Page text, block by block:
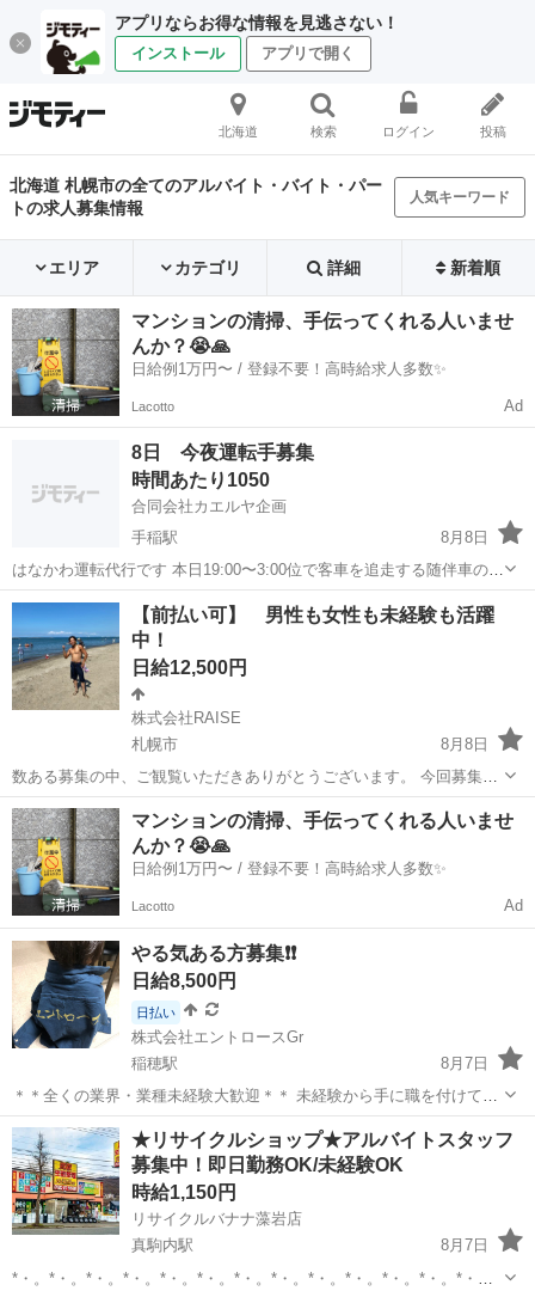
アプリならお得な情報を見逃さない！
インストール アプリで開く
北海道 検索 ログイン 投稿
北海道 札幌市の全てのアルバイト・バイト・パー
トの求人募集情報
人気キーワード
エリア カテゴリ 詳細 新着順
マンションの清掃、手伝ってくれる人いませ
んか？😭🙏
日給例1万円〜 / 登録不要！高時給求人多数✨
Lacotto Ad
8日 今夜運転手募集
時間あたり1050
合同会社カエルヤ企画
手稲駅
8月8日
はなかわ運転代行です 本日19:00〜3:00位で客車を追走する随伴車の運
転をして くれるかた募集です。 普通一種免許 事務所は手稲高校のそ
ばになります。 位置情報アプリをお願いしますんで道を知らなくても
大丈夫です。 服...
北海道 札幌市 手稲駅 その他
【前払い可】 男性も女性も未経験も活躍
中！
日給12,500円
株式会社RAISE
札幌市
8月8日
数ある募集の中、ご観覧いただきありがとうございます。 今回募集し
たのは、会社の主力メンバー&作業員探しているため募集致しました。
長く継続的に働ける会社をみなさんで作っていきたいという目標があ
ります。 私は楽しくて稼げる...
北海道 札幌市 給料
マンションの清掃、手伝ってくれる人いませ
んか？😭🙏
日給例1万円〜 / 登録不要！高時給求人多数✨
Lacotto Ad
やる気ある方募集❗️❗️
日給8,500円
日払い
株式会社エントロースGr
稲穂駅
8月7日
＊＊全くの業界・業種未経験大歓迎＊＊ 未経験から手に職を付けて働
きませんか⁉️ 必要な資格は全て会社負担で取得可能！ 日払い 週払い
応相談 入社祝金 アルバイト歓迎 時給1100円 8500〜19000円 ボーナス
有り1〜2...
北海道 札幌市 稲穂駅 時給
★リサイクルショップ★アルバイトスタッフ
募集中！即日勤務OK/未経験OK
時給1,150円
リサイクルバナナ藻岩店
真駒内駅
8月7日
*・。*・。*・。*・。*・。*・。*・。*・。*・。*・。*・。*・。*・。